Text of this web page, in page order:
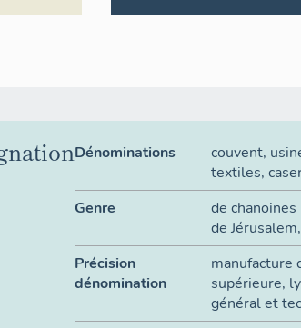
Dénominations couvent,
textiles,
Genre
de
de Jérusalem
Précision
dénomination
manufacture de
supérieure, lycée d'enseignement
général et